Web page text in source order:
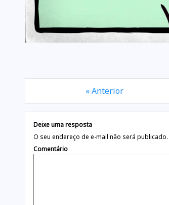
« Anterior
Deixe uma resposta
O seu endereço de e-mail não será publicado.
Comentário